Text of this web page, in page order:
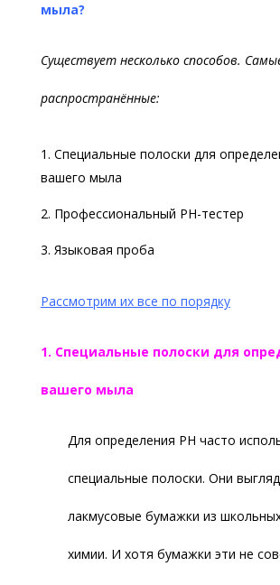
мыла?
Существует несколько способов.
распространённые:
Специальные полоски для
вашего мыла
Профессиональный PH-тестер
Языковая проба
Рассмотрим их все по порядку
1. Специальные полоски для
вашего мыла
Для определения PH часто
специальные полоски. Они
лакмусовые бумажки из
химии. И хотя бумажки эти не